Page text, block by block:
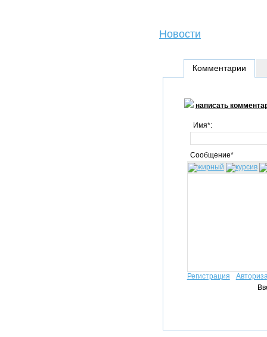
Новости
Комментарии
написать
Имя*:
Сообщение*
Регистрация